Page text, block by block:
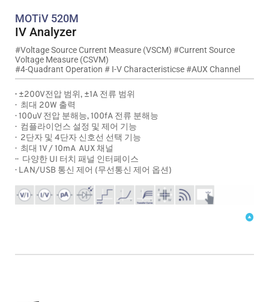
MOTiV 520M
IV Analyzer
#Voltage Source Current Measure (VSCM) #Current Source
Voltage Measure (CSVM)
#4-Quadrant Operation # I-V Characteristicse #AUX Channel
·  ±200V전압 범위, ±1A 전류 범위
· 최대 20W 출력
· 100uV 전압 분해능, 100fA 전류 분해능
· 컴플라이언스 설정 및 제어 기능
· 2단자 및 4단자 신호선 선택 기능
· 최대 1V / 10mA AUX 채널
·· 다양한 UI 터치 패널 인터페이스
·  LAN/USB 통신 제어 (무선통신 제어 옵션)